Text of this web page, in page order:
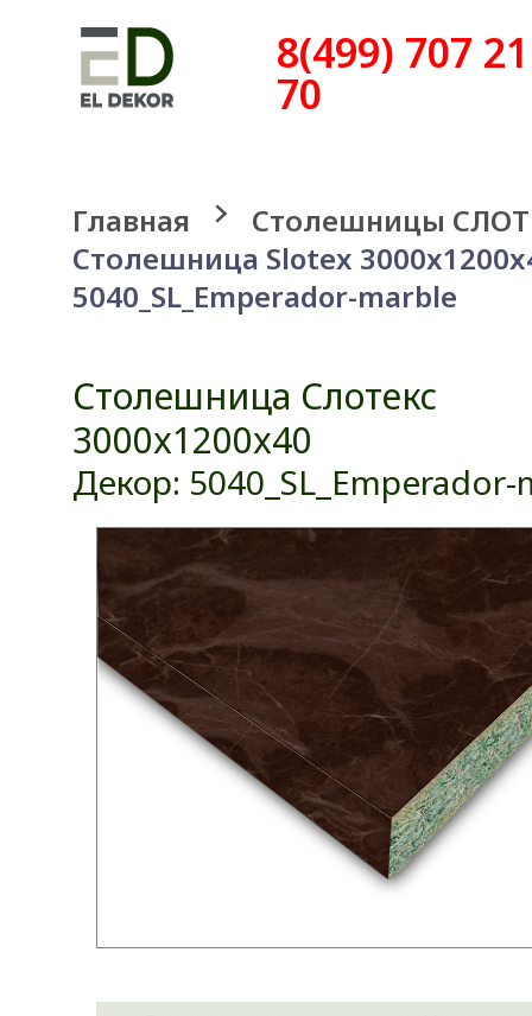
8(499) 707 21
70
Главная
Столешницы
Столешница Slotex
5040_SL_Emperador-marble
Столешница Слотекс
3000x1200x40
Декор: